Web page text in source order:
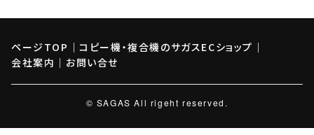
ページTOP ｜コピー機・複合機のサガスECショップ ｜
会社案内 ｜ お問い合せ
© SAGAS All rigeht reserved.